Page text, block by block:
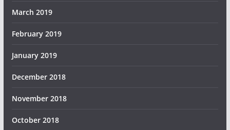
March 2019
February 2019
January 2019
December 2018
November 2018
October 2018